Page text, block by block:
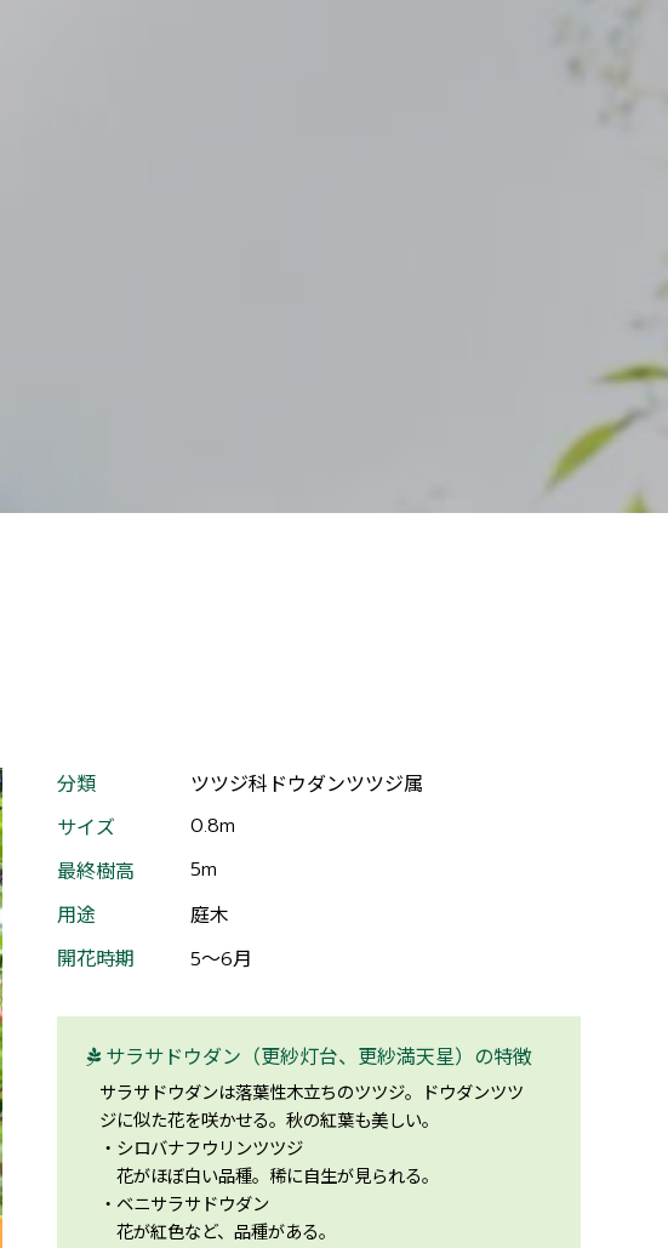
分類
ツツジ科ドウダンツツジ属
サイズ
0.8m
最終樹高
5m
用途
庭木
開花時期
5～6月
サラサドウダン（更紗灯台、更紗満天星）の特徴
サラサドウダンは落葉性木立ちのツツジ。ドウダンツツ
ジに似た花を咲かせる。秋の紅葉も美しい。
・シロバナフウリンツツジ
花がほぼ白い品種。稀に自生が見られる。
・ベニサラサドウダン
花が紅色など、品種がある。